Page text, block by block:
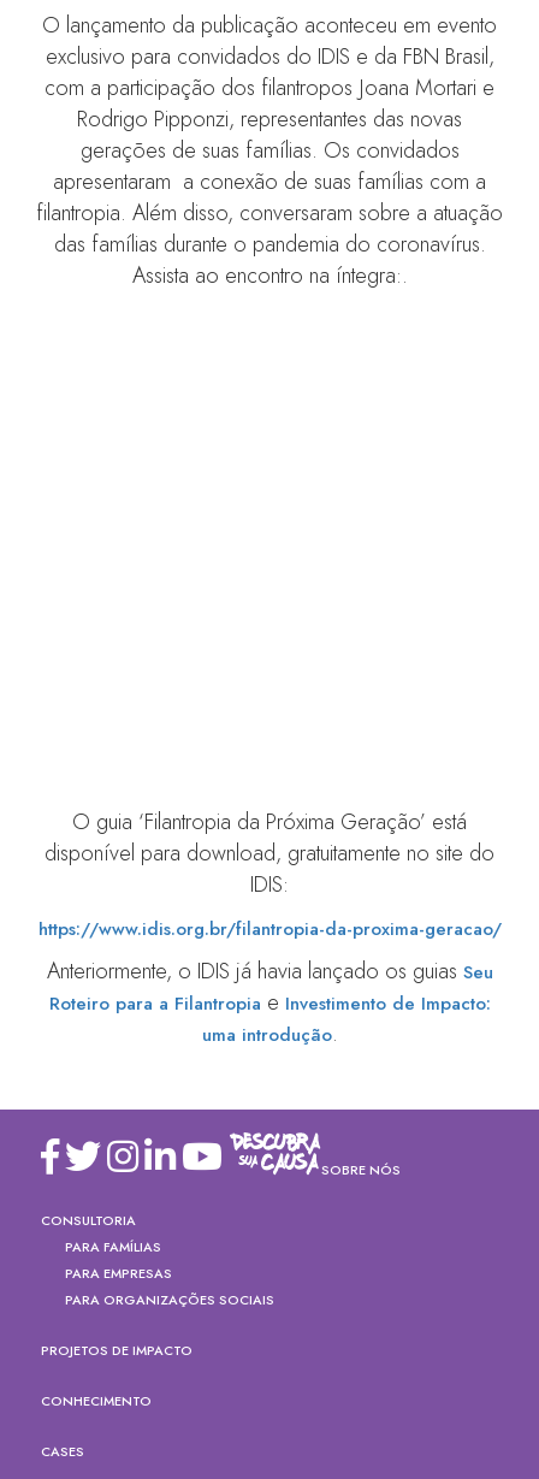
O lançamento da publicação aconteceu em evento
exclusivo para convidados do IDIS e da FBN Brasil,
com a participação dos filantropos Joana Mortari e
Rodrigo Pipponzi, representantes das novas
gerações de suas famílias. Os convidados
apresentaram a conexão de suas famílias com a
filantropia. Além disso, conversaram sobre a atuação
das famílias durante o pandemia do coronavírus.
Assista ao encontro na íntegra:.
O guia ‘Filantropia da Próxima Geração’ está
disponível para download, gratuitamente no site do
IDIS:
https://www.idis.org.br/filantropia-da-proxima-geracao/
Anteriormente, o IDIS já havia lançado os guias Seu
Roteiro para a Filantropia e Investimento de Impacto:
uma introdução.
SOBRE NÓS
CONSULTORIA
PARA FAMÍLIAS
PARA EMPRESAS
PARA ORGANIZAÇÕES SOCIAIS
PROJETOS DE IMPACTO
CONHECIMENTO
CASES